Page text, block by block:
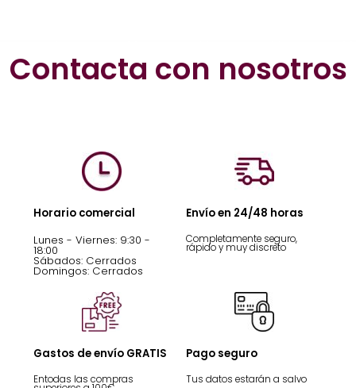
Contacta con nosotros
Horario comercial
Lunes - Viernes: 9:30 -
18:00
Sábados: Cerrados
Domingos: Cerrados
Envío en 24/48 horas
Completamente seguro,
rápido y muy discreto
Gastos de envío GRATIS
Entodas las compras
Pago seguro
Tus datos estarán a salvo